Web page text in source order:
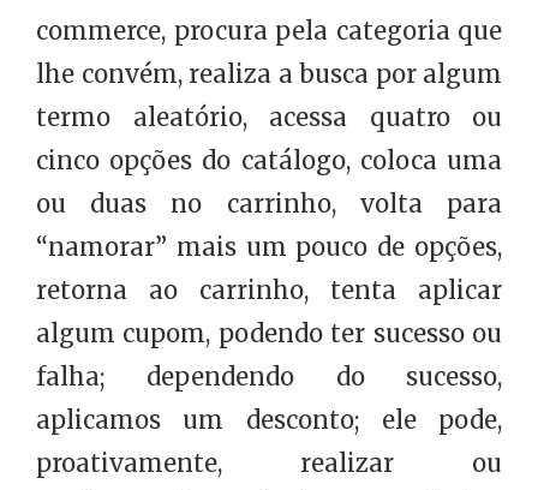
commerce, procura pela categoria que
lhe convém, realiza a busca por algum
termo aleatório, acessa quatro ou
cinco opções do catálogo, coloca uma
ou duas no carrinho, volta para
“namorar” mais um pouco de opções,
retorna ao carrinho, tenta aplicar
algum cupom, podendo ter sucesso ou
falha; dependendo do sucesso,
aplicamos um desconto; ele pode,
proativamente, realizar ou